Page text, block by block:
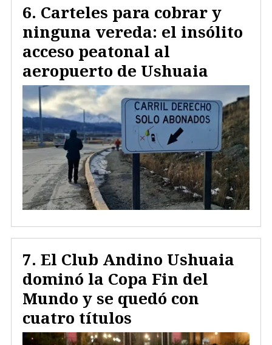
Carteles para cobrar y
ninguna vereda: el insólito
acceso peatonal al
aeropuerto de Ushuaia
El Club Andino Ushuaia
dominó la Copa Fin del
Mundo y se quedó con
cuatro títulos